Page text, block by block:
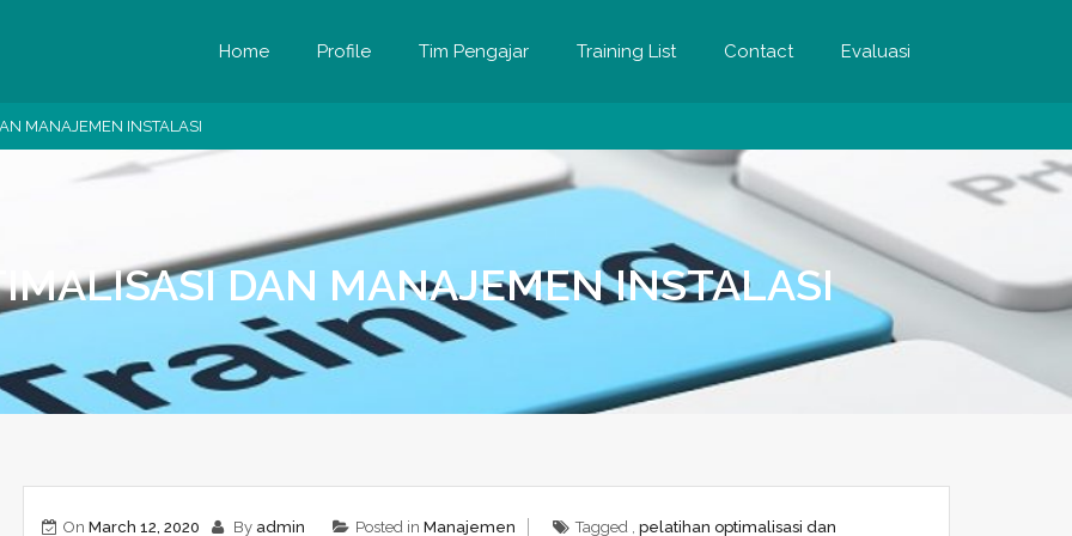
Home Profile Tim Pengajar Training List Contact Evaluasi
MANAJEMEN INSTALASI
DAN MANAJEMEN INSTALASI
On March 12, 2020 By admin Posted in Manajemen Tagged , pelatihan optimalisasi dan